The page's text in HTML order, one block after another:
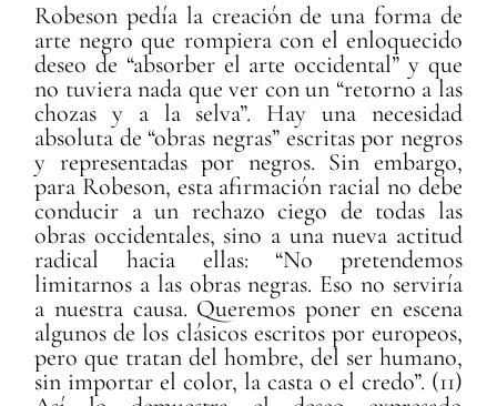
Robeson pedía la creación de una forma de
arte negro que rompiera con el enloquecido
deseo de “absorber el arte occidental” y que
no tuviera nada que ver con un “retorno a las
chozas y a la selva”. Hay una necesidad
absoluta de “obras negras” escritas por negros
y representadas por negros. Sin embargo,
para Robeson, esta afirmación racial no debe
conducir a un rechazo ciego de todas las
obras occidentales, sino a una nueva actitud
radical hacia ellas: “No pretendemos
limitarnos a las obras negras. Eso no serviría
a nuestra causa. Queremos poner en escena
algunos de los clásicos escritos por europeos,
pero que tratan del hombre, del ser humano,
sin importar el color, la casta o el credo”. (11)